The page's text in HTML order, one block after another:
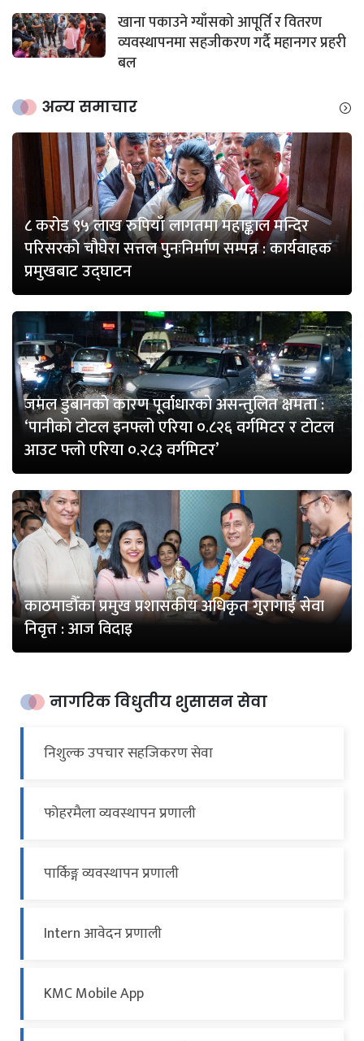
खाना पकाउने ग्याँसको आपूर्ति र वितरण
व्यवस्थापनमा सहजीकरण गर्दै महानगर प्रहरी
बल
अन्य समाचार
८ करोड ९५ लाख रुपियाँ लागतमा महाङ्काल मन्दिर
परिसरको चौघेरा सत्तल पुनःनिर्माण सम्पन्न : कार्यवाहक
प्रमुखबाट उद्घाटन
जमल डुबानको कारण पूर्वाधारको असन्तुलित क्षमता :
‘पानीको टोटल इनफ्लो एरिया ०.८२६ वर्गमिटर र टोटल
आउट फ्लो एरिया ०.२८३ वर्गमिटर’
काठमाडौँका प्रमुख प्रशासकीय अधिकृत गुरागाईँ सेवा
निवृत्त : आज विदाइ
नागरिक विधुतीय शुसासन सेवा
निशुल्क उपचार सहजिकरण सेवा
फोहरमैला व्यवस्थापन प्रणाली
पार्किङ्ग व्यवस्थापन प्रणाली
Intern आवेदन प्रणाली
KMC Mobile App